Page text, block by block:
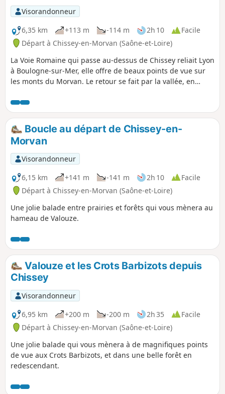
Visorandonneur
6,35 km
+113 m -114 m 2h 10
Facile
Départ à Chissey-en-Morvan (Saône-et-Loire)
La Voie Romaine qui passe au-dessus de Chissey reliait Lyon
à Boulogne-sur-Mer, elle offre de beaux points de vue sur
les monts du Morvan. Le retour se fait par la vallée, en
Boucle au départ de Chissey-en-
Morvan
Visorandonneur
6,15 km
+141 m -141 m 2h 10
Facile
Départ à Chissey-en-Morvan (Saône-et-Loire)
Une jolie balade entre prairies et forêts qui vous mènera au
hameau de Valouze.
Valouze et les Crots Barbizots depuis
Chissey
Visorandonneur
6,95 km
+200 m -200 m 2h 35
Facile
Départ à Chissey-en-Morvan (Saône-et-Loire)
Une jolie balade qui vous mènera à de magnifiques points
de vue aux Crots Barbizots, et dans une belle forêt en
redescendant.